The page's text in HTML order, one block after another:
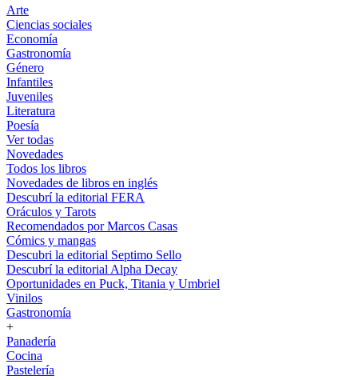
Arte
Ciencias sociales
Economía
Gastronomía
Género
Infantiles
Juveniles
Literatura
Poesía
Ver todas
Novedades
Todos los libros
Novedades de libros en inglés
Descubrí la editorial FERA
Oráculos y Tarots
Recomendados por Marcos Casas
Cómics y mangas
Descubri la editorial Septimo Sello
Descubrí la editorial Alpha Decay
Oportunidades en Puck, Titania y Umbriel
Vinilos
Gastronomía
+
Panadería
Cocina
Pastelería